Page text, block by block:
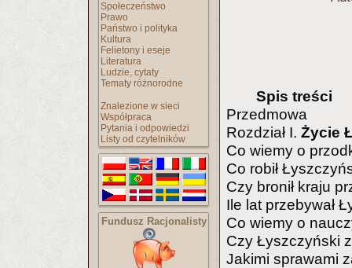
Społeczeństwo
Prawo
Państwo i polityka
Kultura
Felietony i eseje
Literatura
Ludzie, cytaty
Tematy różnorodne
Znalezione w sieci
Współpraca
Pytania i odpowiedzi
Listy od czytelników
Fundusz Racjonalisty
Spis treści
Przedmowa
Rozdział I. Życie
Co wiemy o
Co robił
Czy bronił kraju
Ile lat przebywał
Co wiemy o
Czy Łyszczyński
Jakimi sprawami